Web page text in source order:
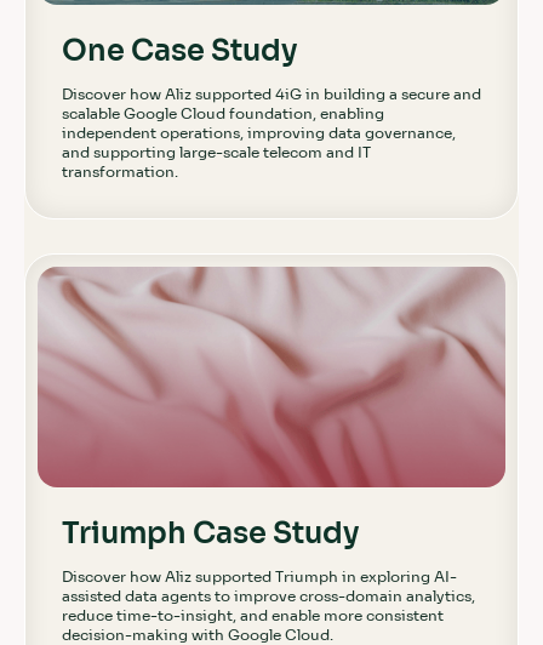
One Case Study
Discover how Aliz supported 4iG in building a secure and
scalable Google Cloud foundation, enabling
independent operations, improving data governance,
and supporting large-scale telecom and IT
transformation.
Triumph Case Study
Discover how Aliz supported Triumph in exploring AI-
assisted data agents to improve cross-domain analytics,
reduce time-to-insight, and enable more consistent
decision-making with Google Cloud.